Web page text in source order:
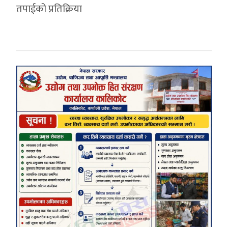
तपाईको प्रतिक्रिया